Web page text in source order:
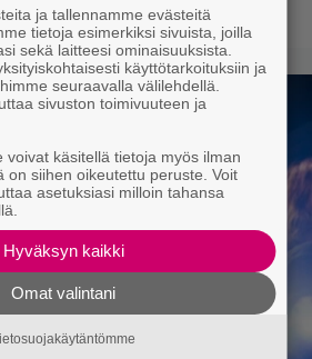
ja tallennamme evästeitä
tietoja esimerkiksi sivuista, joilla
sekä laitteesi ominaisuuksista.
käyttötarkoituksiin ja
seuraavalla välilehdellä.
sivuston toimivuuteen ja
voivat käsitellä tietoja myös ilman
on siihen oikeutettu peruste. Voit
asetuksiasi milloin tahansa
Hyväksyn kaikki
Omat valintani